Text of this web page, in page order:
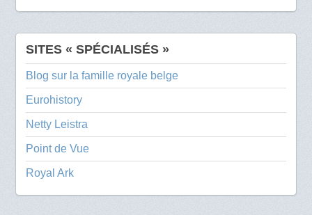
SITES « SPÉCIALISÉS »
Blog sur la famille royale belge
Eurohistory
Netty Leistra
Point de Vue
Royal Ark